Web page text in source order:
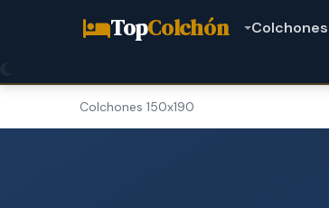
TopColchón Colchones
Colchones 150x190